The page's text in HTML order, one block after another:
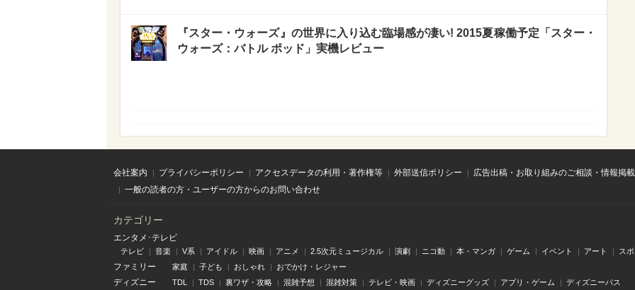
『スター・ウォーズ』の世界に入り込む臨場感が凄い! 2015夏稼働予定「スター・
ウォーズ：バトル ポッド」実機レビュー
会社案内 プライバシーポリシー アクセスデータの利用・著作権等 外部送信ポリシー
広告出稿・お取り組みのご相談・情報掲
一般の読者の方・ユーザーの方からのお問い合わせ
カテゴリー
エンタメ･テレビ
テレビ 音楽 V系 アイドル 映画 アニメ 2.5次元ミュージカル 演劇 ニコ動 本・マンガ ゲーム イベント アート ス
ファミリー 家庭 子ども おしゃれ おでかけ・レジャー
ディズニー TDL TDS 裏ワザ・攻略 混雑予想 混雑対策 テレビ・映画 ディズニーグッズ アプリ・ゲーム ディズニーパス